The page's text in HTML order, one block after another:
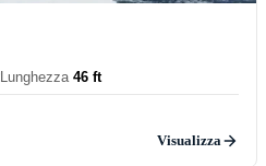
Lunghezza 46 ft
Visualizza